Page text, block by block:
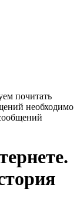
почитать
необходимо